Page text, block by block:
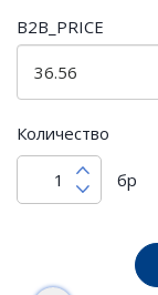
B2B_PRICE
Количество
бр